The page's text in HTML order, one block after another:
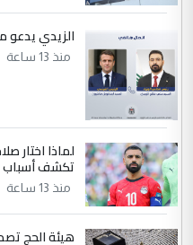
زوجتي أيضا
إكمال دراستي داخل ...
الموضوع :
السعودية
جامعاتها سنويا
عبد الأمير جاسم هليل
التعليق : نحن اباء
نتشرف بلقاء السيد
الزيدي يدعو
منذ 13 ساعة
لماذا اختار
تكشف أسباب
منذ 13 ساعة
هيئة الحج